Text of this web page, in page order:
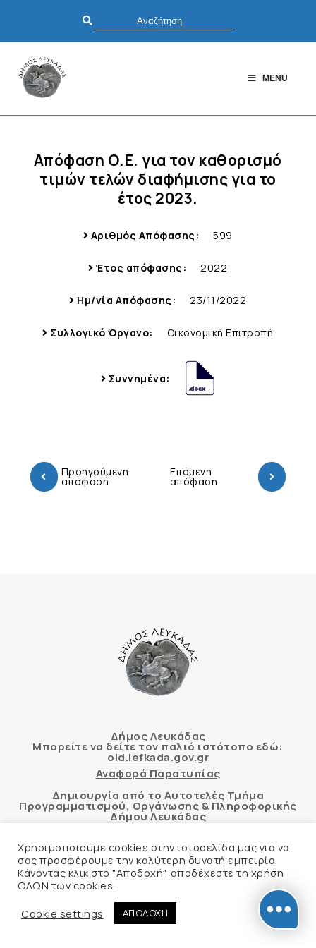
MENU
Απόφαση Ο.Ε. για τον καθορισμό
τιμών τελών διαφήμισης για το
έτος 2023.
Αριθμός Απόφασης: 599
Έτος απόφασης: 2022
Ημ/νία Απόφασης: 23/11/2022
Συλλογικό Όργανο: Οικονομική Επιτροπή
Συννημένα:
Προηγούμενη
απόφαση
Επόμενη
απόφαση
Δήμος Λευκάδας
Μπορείτε να δείτε τον παλιό ιστότοπο εδώ:
old.lefkada.gov.gr
Αναφορά Παρατυπίας
Δημιουργία από το Αυτοτελές Τμήμα
Προγραμματισμού, Οργάνωσης & Πληροφορικής
Δήμου Λευκάδας
Αυτόματος έλεγχος προσβασιμότητας
δικτυακού τόπου με βάση το πρότυπο WCAG 2.1
Δήλωση Προσβασιμότητας
Χρησιμοποιούμε cookies στην ιστοσελίδα μας για να
σας προσφέρουμε την καλύτερη δυνατή εμπειρία.
Κάνοντας κλικ στο "Αποδοχή", αποδέχεστε τη χρήση
ΟΛΩΝ των cookies.
Cookie settings
ΑΠΟΔΟΧΗ